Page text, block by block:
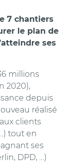
7 chantiers
le plan de
ses
millions
2020),
depuis
réalisé
clients
tout en
ses
DPD, …)